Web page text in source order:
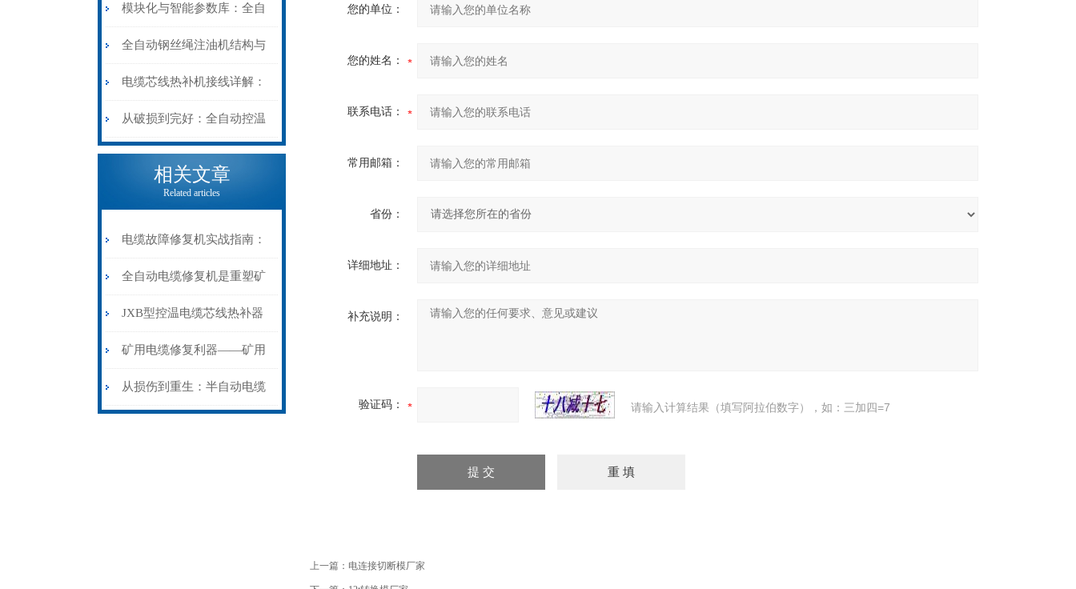
分指南：从“绝缘电
阻”到“波形特征”的精准诊
断逻辑
模块化与智能参数库：全自
动电缆修复机的快速换型逻
辑
全自动钢丝绳注油机结构与
工作原理：揭秘高效润滑的
机械密码
电缆芯线热补机接线详解：
从入门到精通
从破损到完好：全自动控温
电缆热补机的核心价值
相关文章
Related articles
电缆故障修复机实战指南：
从“盲测”到“精确定点”的三
步作业法
全自动电缆修复机是重塑矿
山电力动脉的“智能外科医
生”
JXB型控温电缆芯线热补器
安装与接线：精准修复的工
艺基石
矿用电缆修复利器——矿用
电缆热补机智能控温，安全
从损伤到重生：半自动电缆
您的单位：
您的姓名：
联系电话：
常用邮箱：
省份：
详细地址：
补充说明：
验证码： 请输入计算结果（填写阿拉伯数字），如：三加四=7
上一篇： 电连接切断模厂家